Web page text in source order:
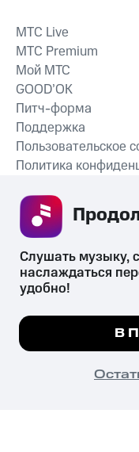
MTС Live
MTС Premium
Мой МТС
GOOD’OK
Питч-форма
Поддержка
Пользовательское
Политика
психотропных
их незаконный оборот
законодательством
© 2026 ООО «КИОН».
Все права защищены
Мы используем
Слушать музыку,
наслаждаться
удобно!
В